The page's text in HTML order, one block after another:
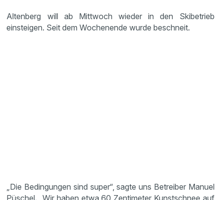
Altenberg will ab Mittwoch wieder in den Skibetrieb
einsteigen. Seit dem Wochenende wurde beschneit.
„Die Bedingungen sind super“, sagte uns Betreiber Manuel
Püschel. „Wir haben etwa 60 Zentimeter Kunstschnee auf